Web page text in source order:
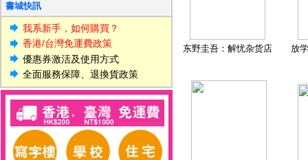
書城快訊
我系新手，如何購買？
香港/台灣免運費政策
優惠券激活及使用方式
全面服務保障、退換貨政策
东野圭吾：解忧杂货店 放